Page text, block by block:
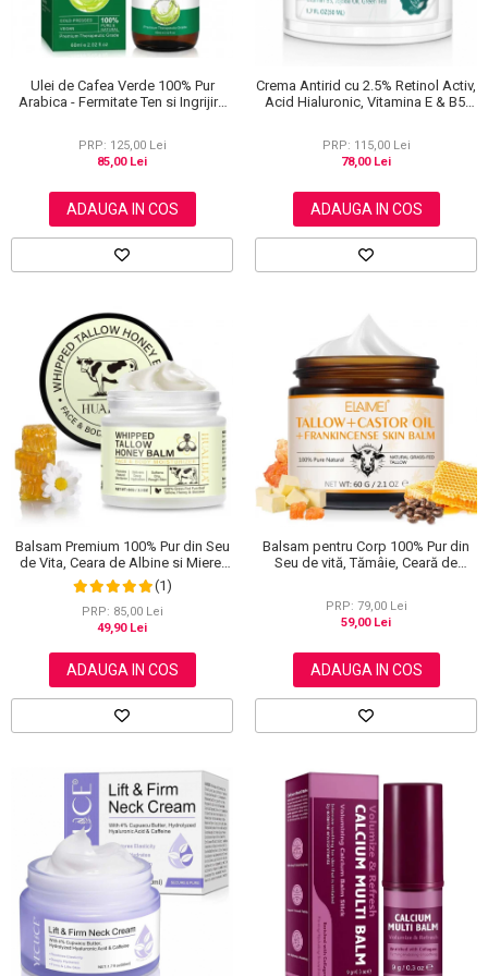
Ulei de Cafea Verde 100% Pur
Arabica - Fermitate Ten si Ingrijire
PRP: 125,00 Lei
85,00 Lei
ADAUGA IN COS
Crema Antirid cu 2.5% Retinol Activ,
Acid Hialuronic, Vitamina E & B5,
PRP: 115,00 Lei
78,00 Lei
ADAUGA IN COS
Balsam Premium 100% Pur din Seu
de Vita, Ceara de Albine si Miere,
Efect Regenerator, 60 g
(1)
PRP: 85,00 Lei
49,90 Lei
ADAUGA IN COS
Balsam pentru Corp 100% Pur din
Seu de vită, Tămâie, Ceară de
PRP: 79,00 Lei
59,00 Lei
ADAUGA IN COS